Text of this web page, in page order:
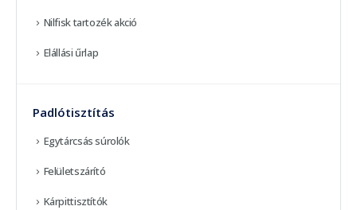
Nilfisk tartozék akció
Elállási űrlap
Padlótisztítás
Egytárcsás súrolók
Felületszárító
Kárpittisztítók